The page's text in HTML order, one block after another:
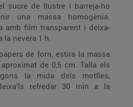
de llustre i barreja-ho
una massa homogènia.
i deixa-
la nevera 1 h.
de forn, estira la massa
de 0,5 cm. Talla els
la mida dels motlles,